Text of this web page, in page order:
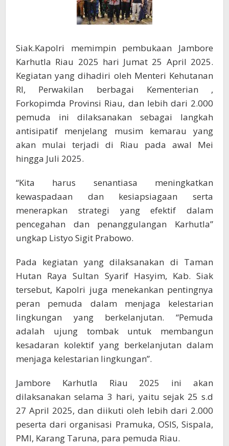
Siak.Kapolri memimpin pembukaan Jambore
Karhutla Riau 2025 hari Jumat 25 April 2025.
Kegiatan yang dihadiri oleh Menteri Kehutanan
RI, Perwakilan berbagai Kementerian ,
Forkopimda Provinsi Riau, dan lebih dari 2.000
pemuda ini dilaksanakan sebagai langkah
antisipatif menjelang musim kemarau yang
akan mulai terjadi di Riau pada awal Mei
hingga Juli 2025.
“Kita harus senantiasa meningkatkan
kewaspadaan dan kesiapsiagaan serta
menerapkan strategi yang efektif dalam
pencegahan dan penanggulangan Karhutla”
ungkap Listyo Sigit Prabowo.
Pada kegiatan yang dilaksanakan di Taman
Hutan Raya Sultan Syarif Hasyim, Kab. Siak
tersebut, Kapolri juga menekankan pentingnya
peran pemuda dalam menjaga kelestarian
lingkungan yang berkelanjutan. “Pemuda
adalah ujung tombak untuk membangun
kesadaran kolektif yang berkelanjutan dalam
menjaga kelestarian lingkungan”.
Jambore Karhutla Riau 2025 ini akan
dilaksanakan selama 3 hari, yaitu sejak 25 s.d
27 April 2025, dan diikuti oleh lebih dari 2.000
peserta dari organisasi Pramuka, OSIS, Sispala,
PMI, Karang Taruna, para pemuda Riau.